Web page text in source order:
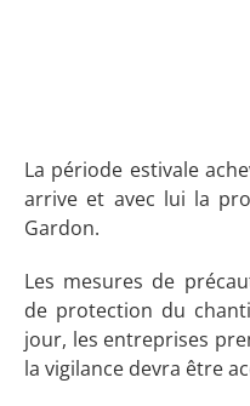
La période estivale
arrive et avec lui la
Gardon.
Les mesures de
de protection du
jour, les entreprises
la vigilance devra être